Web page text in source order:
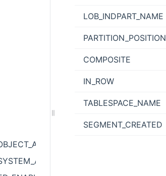
LOB_INDPART_NAME
PARTITION_POSITION
COMPOSITE
IN_ROW
TABLESPACE_NAME
SEGMENT_CREATED